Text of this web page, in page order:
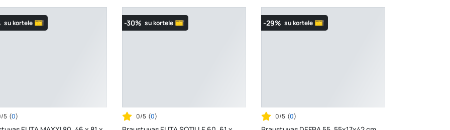
su kortele
5 (0)
-30% su kortele
0/5 (0)
-29% su kortele
0/5 (0)